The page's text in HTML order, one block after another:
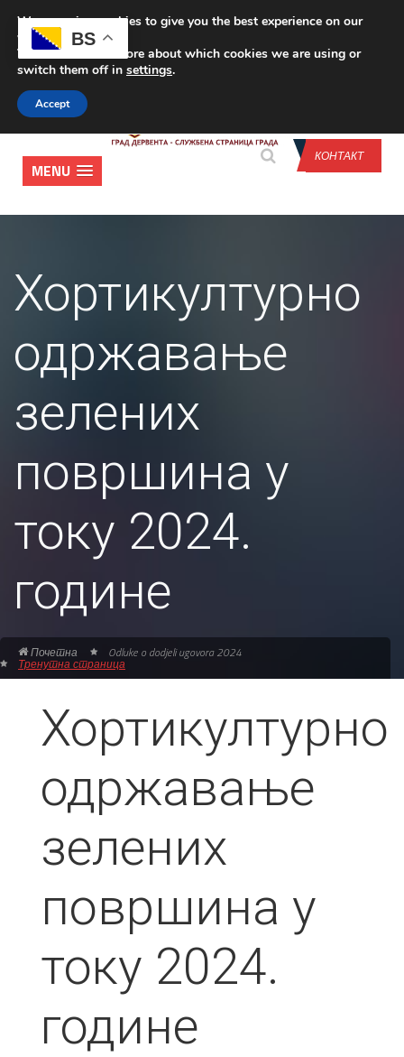
CONTACT US
КОНТАКТ
MENU
Хортикултурно
одржавање
зелених
површина у
току 2024.
године
Почетна Odluke o dodjeli ugovora 2024
Тренутна страница
Хортикултурно
одржавање
зелених
површина у
току 2024.
године
BS
We are using cookies to give you the best experience on our
website.
You can find out more about which cookies we are using or
switch them off in settings.
Accept